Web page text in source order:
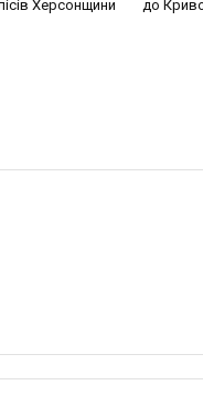
Херсонщини
до